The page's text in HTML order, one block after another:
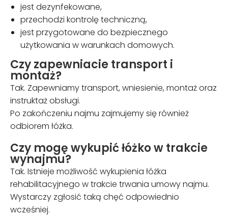
jest dezynfekowane,
przechodzi kontrolę techniczną,
jest przygotowane do bezpiecznego
użytkowania w warunkach domowych.
Czy zapewniacie transport i
montaż?
Tak. Zapewniamy transport, wniesienie, montaż oraz
instruktaż obsługi.
Po zakończeniu najmu zajmujemy się również
odbiorem łóżka.
Czy mogę wykupić łóżko w trakcie
wynajmu?
Tak. Istnieje możliwość wykupienia łóżka
rehabilitacyjnego w trakcie trwania umowy najmu.
Wystarczy zgłosić taką chęć odpowiednio
wcześniej.